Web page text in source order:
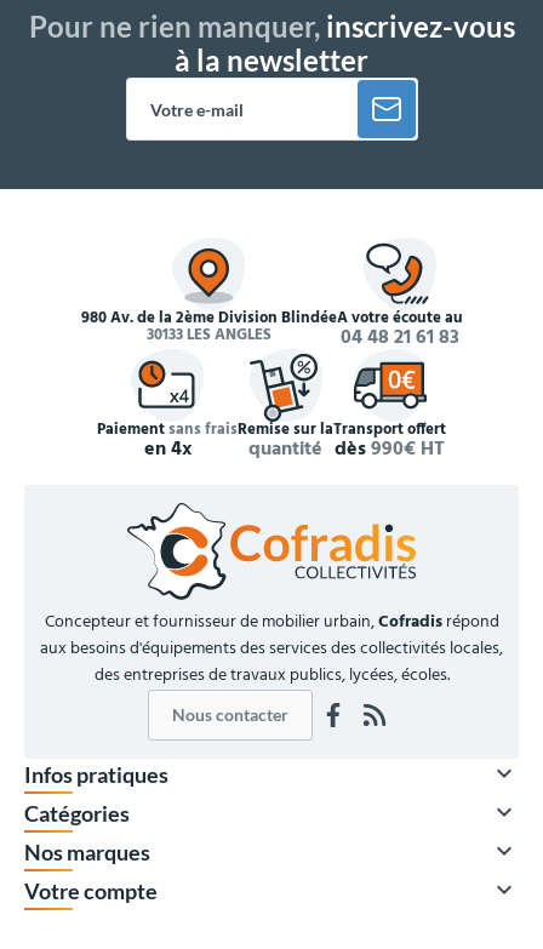
Pour ne rien manquer,inscrivez-vous
à la newsletter
980 Av. de la 2ème Division Blindée
30133 LES ANGLES
À votre écoute au
04 48 21 61 83
Paiementsans frais
en 4x
Remise sur la
quantité
Transport offert
dès990€ HT
Concepteur et fournisseur de mobilier urbain,Cofradisrépond
aux besoins d'équipements des services des collectivités locales,
des entreprises de travaux publics, lycées, écoles.
Nous contacter
Infos pratiques 
Catégories 
Nos marques 
Votre compte 